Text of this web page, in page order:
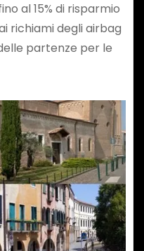
al 15% di risparmio
richiami degli airbag
partenze per le